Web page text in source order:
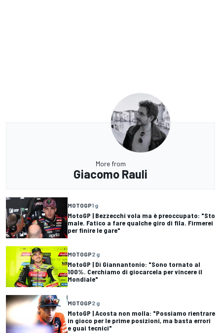
More from
Giacomo Rauli
MOTOGP1 g
MotoGP | Bezzecchi vola ma è preoccupato: "Sto
male. Fatico a fare qualche giro di fila. Firmerei
per finire le gare"
MOTOGP2 g
MotoGP | Di Giannantonio: "Sono tornato al
100%. Cerchiamo di giocarcela per vincere il
Mondiale"
MOTOGP2 g
MotoGP | Acosta non molla: "Possiamo rientrare
in gioco per le prime posizioni, ma basta errori
e guai tecnici"